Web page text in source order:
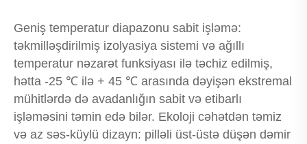
Geniş temperatur diapazonu sabit işləmə:
təkmilləşdirilmiş izolyasiya sistemi və ağıllı
temperatur nəzarət funksiyası ilə təchiz edilmiş,
hətta -25 ℃ ilə + 45 ℃ arasında dəyişən ekstremal
mühitlərdə də avadanlığın sabit və etibarlı
işləməsini təmin edə bilər. Ekoloji cəhətdən təmiz
və az səs-küylü dizayn: pilləli üst-üstə düşən dəmir